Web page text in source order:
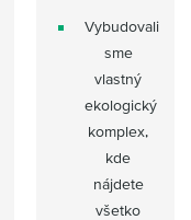
Vybudovali
sme
vlastný
ekologický
komplex,
kde
nájdete
všetko